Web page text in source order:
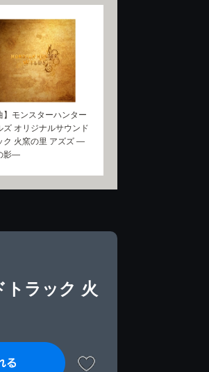
】モンスターハンター
ズ オリジナルサウンド
ク 火窯の里 アズズ ―
影―
トラック 火